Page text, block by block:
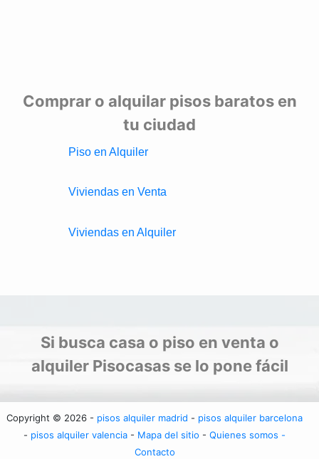
Comprar o alquilar pisos baratos en
tu ciudad
Piso en Alquiler
Viviendas en Venta
Viviendas en Alquiler
Si busca casa o piso en venta o
alquiler Pisocasas se lo pone fácil
Copyright © 2026 - pisos alquiler madrid - pisos alquiler barcelona
- pisos alquiler valencia - Mapa del sitio -Quienes somos -
Contacto